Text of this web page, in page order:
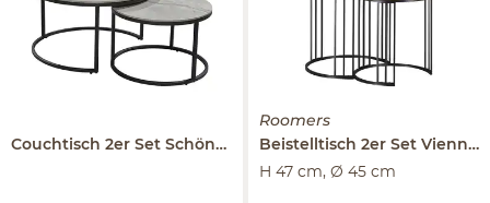
Couchtisch 2er Set Schönwölkau
Roomers
Beistelltisch 2er Set Vienna Premium
H 47 cm, Ø 45 cm